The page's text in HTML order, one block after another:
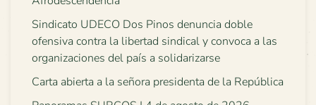
Sindicato UDECO Dos Pinos denuncia doble
ofensiva contra la libertad sindical y convoca a las
organizaciones del país a solidarizarse
Carta abierta a la señora presidenta de la República